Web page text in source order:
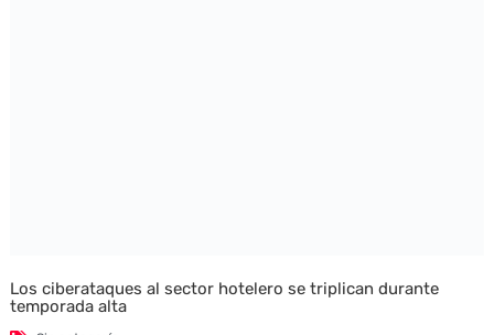
Los ciberataques al sector hotelero se triplican durante
temporada alta